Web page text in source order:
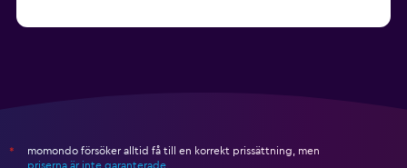
*
momondo försöker alltid få till en korrekt prissättning, men
priserna är inte garanterade